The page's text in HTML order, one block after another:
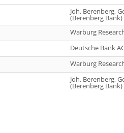
Joh. Berenberg,
(Berenberg Bank)
Warburg
Deutsche Bank
Warburg
Joh. Berenberg,
(Berenberg Bank)